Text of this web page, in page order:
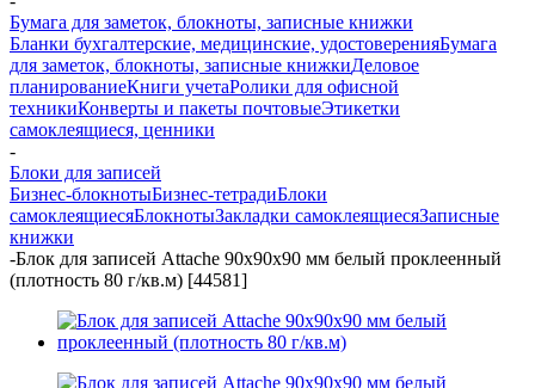
Бумага для заметок, блокноты, записные книжки
Бланки бухгалтерские, медицинские, удостоверенияБумага
для заметок, блокноты, записные книжкиДеловое
планированиеКниги учетаРолики для офисной
техникиКонверты и пакеты почтовыеЭтикетки
самоклеящиеся, ценники
-
Блоки для записей
Бизнес-блокнотыБизнес-тетрадиБлоки
самоклеящиесяБлокнотыЗакладки самоклеящиесяЗаписные
книжки
-Блок для записей Attache 90x90x90 мм белый проклеенный
(плотность 80 г/кв.м) [44581]